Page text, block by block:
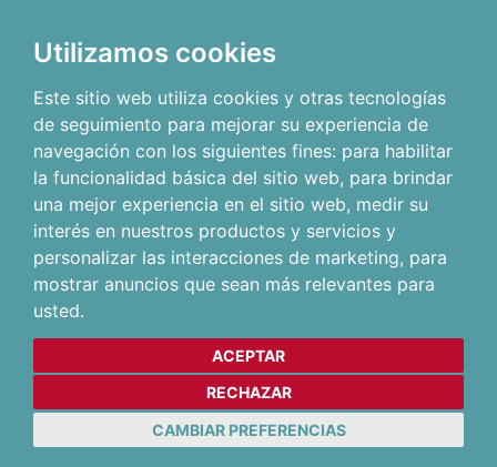
Utilizamos cookies
Este sitio web utiliza cookies y otras tecnologías
de seguimiento para mejorar su experiencia de
navegación con los siguientes fines: para habilitar
la funcionalidad básica del sitio web, para brindar
una mejor experiencia en el sitio web, medir su
interés en nuestros productos y servicios y
personalizar las interacciones de marketing, para
mostrar anuncios que sean más relevantes para
usted.
ACEPTAR
RECHAZAR
CAMBIAR PREFERENCIAS